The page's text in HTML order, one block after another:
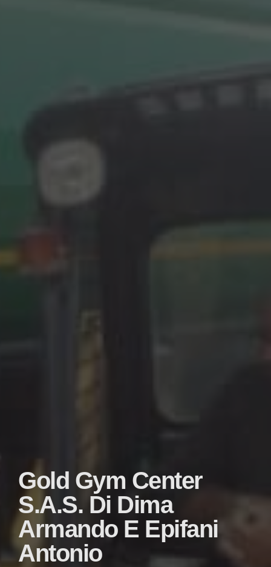
Gold Gym Center
S.A.S. Di Dima
Armando E Epifani
Antonio